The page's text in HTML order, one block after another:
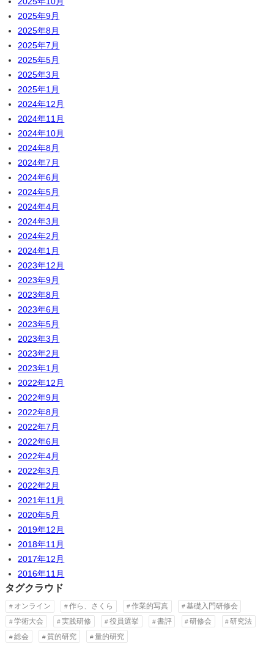
2025年9月
2025年8月
2025年7月
2025年5月
2025年3月
2025年1月
2024年12月
2024年11月
2024年10月
2024年8月
2024年7月
2024年6月
2024年5月
2024年4月
2024年3月
2024年2月
2024年1月
2023年12月
2023年9月
2023年8月
2023年6月
2023年5月
2023年3月
2023年2月
2023年1月
2022年12月
2022年9月
2022年8月
2022年7月
2022年6月
2022年4月
2022年3月
2022年2月
2021年11月
2020年5月
2019年12月
2018年11月
2017年12月
2016年11月
タグクラウド
オンライン 作ら、さくら 作業的写真
基礎入門研修会
学術大会
実践研修 役員選挙 書評 研修会
研究法
総会
質的研究 量的研究